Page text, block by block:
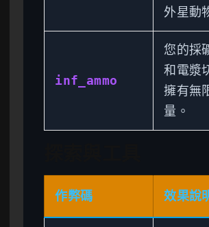
外星動
inf_ammo
您的採
和電漿
擁有無
量。
作弊碼 效果說